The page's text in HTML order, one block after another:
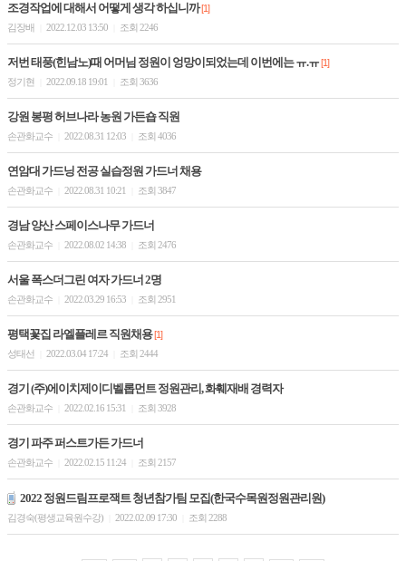
조경작업에 대해서 어떻게 생각 하십니까[1]
김장배
2022.12.03 13:50 조회 2246
저번 태풍(힌남노)때 어머님 정원이 엉망이되었는데 이번에는 ㅠ.ㅠ[1]
정기현
2022.09.18 19:01 조회 3636
강원 봉평 허브나라 농원 가든숍 직원
손관화교수 2022.08.31 12:03 조회 4036
연암대 가드닝 전공 실습정원 가드너 채용
손관화교수 2022.08.31 10:21 조회 3847
경남 양산 스페이스나무 가드너
손관화교수 2022.08.02 14:38 조회 2476
서울 폭스더그린 여자 가드너 2명
손관화교수 2022.03.29 16:53 조회 2951
평택꽃집 라엘플레르 직원채용[1]
성태선
2022.03.04 17:24 조회 2444
경기 (주)에이치제이디벨롭먼트 정원관리, 화훼재배 경력자
손관화교수 2022.02.16 15:31 조회 3928
경기 파주 퍼스트가든 가드너
손관화교수 2022.02.15 11:24 조회 2157
2022 정원드림프로잭트 청년참가팀 모집(한국수목원정원관리원)
김경숙(평생교육원수강) 2022.02.09 17:30 조회 2288